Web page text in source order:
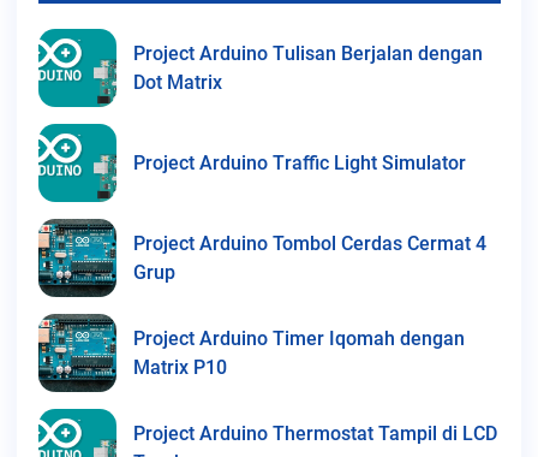
Project Arduino Tulisan Berjalan dengan
Dot Matrix
Project Arduino Traffic Light Simulator
Project Arduino Tombol Cerdas Cermat 4
Grup
Project Arduino Timer Iqomah dengan
Matrix P10
Project Arduino Thermostat Tampil di LCD